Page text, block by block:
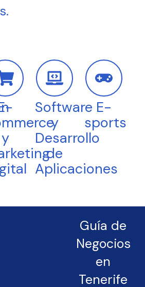
y
Software
y
Desarrollo
de
Aplicaciones
E-
sports
Guía de
Negocios
en
Tenerife